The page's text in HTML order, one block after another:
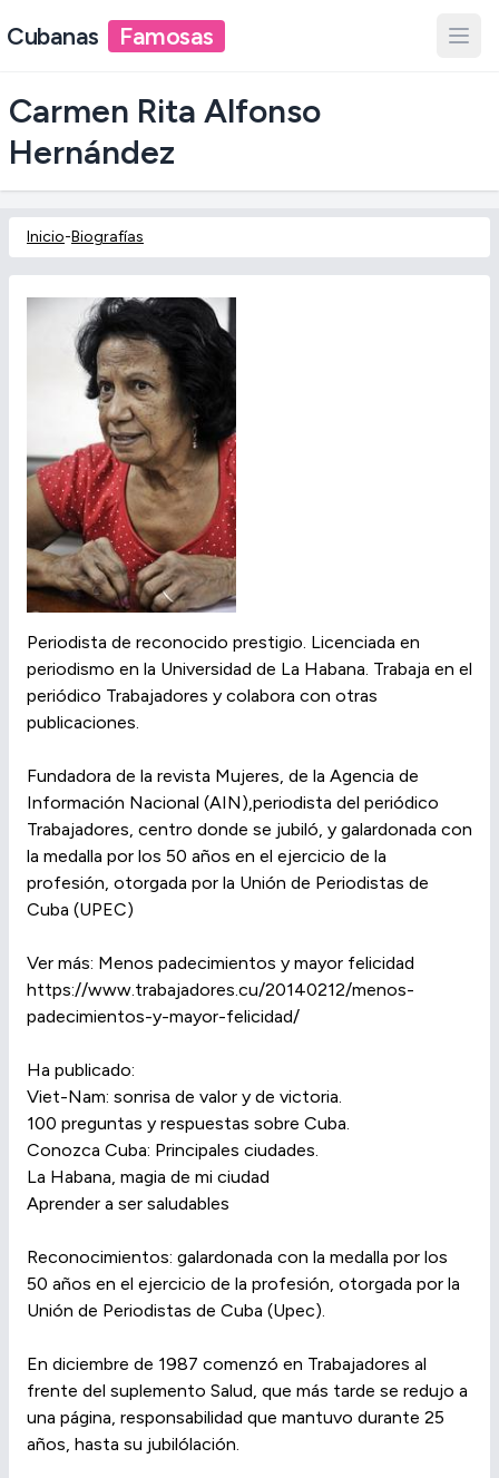
Cubanas Famosas
Carmen Rita Alfonso
Hernández
Inicio-Biografías
Periodista de reconocido prestigio. Licenciada en
periodismo en la Universidad de La Habana. Trabaja en el
periódico Trabajadores y colabora con otras
publicaciones.
Fundadora de la revista Mujeres, de la Agencia de
Información Nacional (AIN),periodista del periódico
Trabajadores, centro donde se jubiló, y galardonada con
la medalla por los 50 años en el ejercicio de la
profesión, otorgada por la Unión de Periodistas de
Cuba (UPEC)
Ver más: Menos padecimientos y mayor felicidad
https://www.trabajadores.cu/20140212/menos-
padecimientos-y-mayor-felicidad/
Ha publicado:
Viet-Nam: sonrisa de valor y de victoria.
100 preguntas y respuestas sobre Cuba.
Conozca Cuba: Principales ciudades.
La Habana, magia de mi ciudad
Aprender a ser saludables
Reconocimientos: galardonada con la medalla por los
50 años en el ejercicio de la profesión, otorgada por la
Unión de Periodistas de Cuba (Upec).
En diciembre de 1987 comenzó en Trabajadores al
frente del suplemento Salud, que más tarde se redujo a
una página, responsabilidad que mantuvo durante 25
años, hasta su jubilólación.